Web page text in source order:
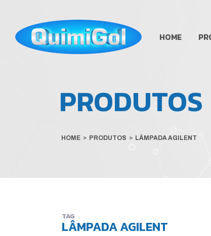
HOME
PRODUTOS
HOME > PRODUTOS > LÂMPADA AGILENT
TAG
LÂMPADA AGILENT